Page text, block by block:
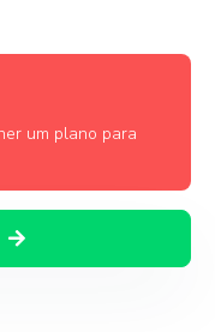
um plano para